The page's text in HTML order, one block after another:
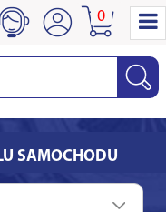
0
SAMOCHODU